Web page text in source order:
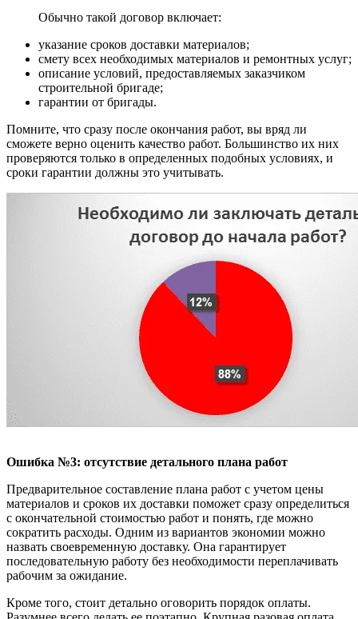
Обычно такой договор включает:
указание сроков доставки материалов;
смету всех необходимых материалов и ремонтных услуг;
описание условий, предоставляемых заказчиком
строительной бригаде;
гарантии от бригады.
Помните, что сразу после окончания работ, вы вряд ли
сможете верно оценить качество работ. Большинство их них
проверяются только в определенных подобных условиях, и
сроки гарантии должны это учитывать.
Ошибка №3: отсутствие детального плана работ
Предварительное составление плана работ с учетом цены
материалов и сроков их доставки поможет сразу определиться
с окончательной стоимостью работ и понять, где можно
сократить расходы. Одним из вариантов экономии можно
назвать своевременную доставку. Она гарантирует
последовательную работу без необходимости переплачивать
рабочим за ожидание.
Кроме того, стоит детально оговорить порядок оплаты.